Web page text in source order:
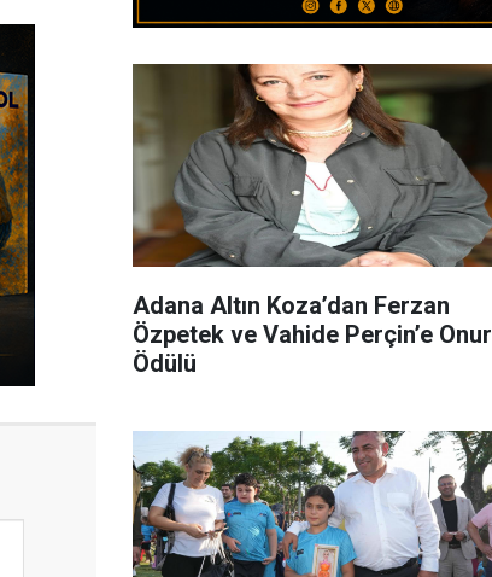
Adana Altın Koza’dan Ferzan
Özpetek ve Vahide Perçin’e Onur
Ödülü